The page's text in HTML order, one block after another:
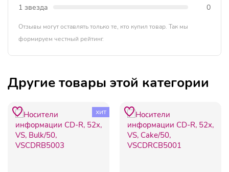
1 звезда
0
Отзывы могут оставлять только те, кто купил товар. Так мы
формируем честный рейтинг.
Другие товары этой категории
хит